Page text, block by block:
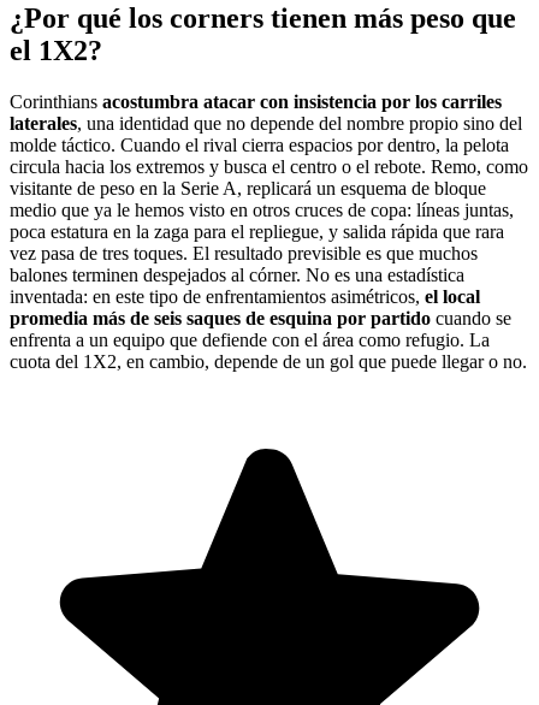
¿Por qué los corners tienen más peso que
el 1X2?
Corinthians acostumbra atacar con insistencia por los carriles
laterales, una identidad que no depende del nombre propio sino del
molde táctico. Cuando el rival cierra espacios por dentro, la pelota
circula hacia los extremos y busca el centro o el rebote. Remo, como
visitante de peso en la Serie A, replicará un esquema de bloque
medio que ya le hemos visto en otros cruces de copa: líneas juntas,
poca estatura en la zaga para el repliegue, y salida rápida que rara
vez pasa de tres toques. El resultado previsible es que muchos
balones terminen despejados al córner. No es una estadística
inventada: en este tipo de enfrentamientos asimétricos, el local
promedia más de seis saques de esquina por partido cuando se
enfrenta a un equipo que defiende con el área como refugio. La
cuota del 1X2, en cambio, depende de un gol que puede llegar o no.